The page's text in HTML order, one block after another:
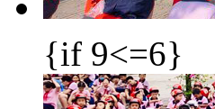
{if 9<=6}